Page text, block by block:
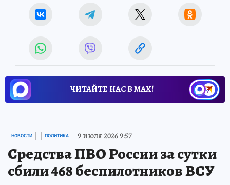
ЧИТАЙТЕ НАС В МАХ!
НОВОСТИ ПОЛИТИКА 9 июля 2026 9:57
Средства ПВО России за сутки
сбили 468 беспилотников ВСУ